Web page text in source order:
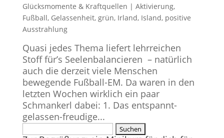
Glücksmomente & Kraftquellen | Aktivierung,
Fußball, Gelassenheit, grün, Irland, Island, positive
Ausstrahlung
Quasi jedes Thema liefert lehrreichen
Stoff für’s Seelenbalancieren – natürlich
auch die derzeit viele Menschen
bewegende Fußball-EM. Da waren in den
letzten Wochen wirklich ein paar
Schmankerl dabei: 1. Das entspannt-
gelassen-freudige...